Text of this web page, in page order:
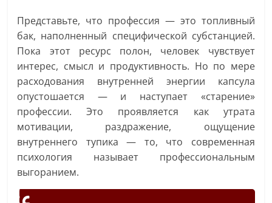
Представьте, что профессия — это топливный
бак, наполненный специфической субстанцией.
Пока этот ресурс полон, человек чувствует
интерес, смысл и продуктивность. Но по мере
расходования внутренней энергии капсула
опустошается — и наступает «старение»
профессии. Это проявляется как утрата
мотивации, раздражение, ощущение
внутреннего тупика — то, что современная
психология называет профессиональным
выгоранием.